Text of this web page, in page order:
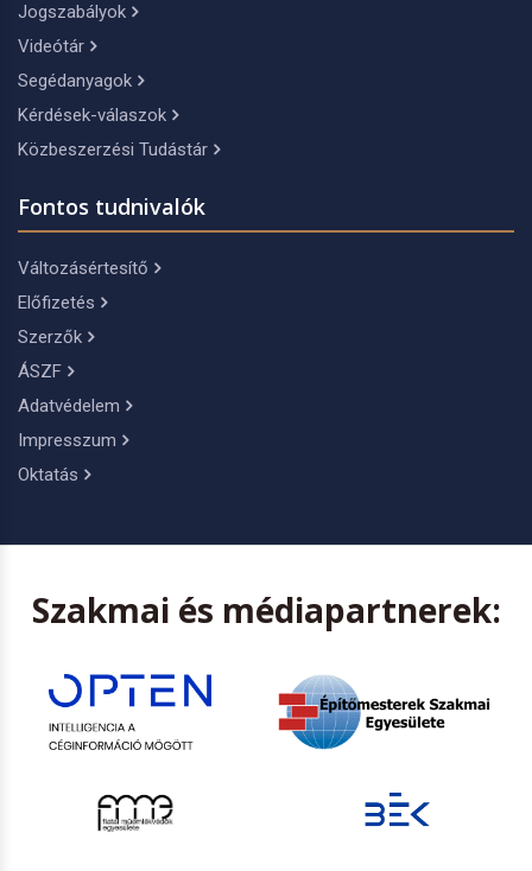
Jogszabályok
Videótár
Segédanyagok
Kérdések-válaszok
Közbeszerzési Tudástár
Fontos tudnivalók
Változásértesítő
Előfizetés
Szerzők
ÁSZF
Adatvédelem
Impresszum
Oktatás
Szakmai és médiapartnerek: